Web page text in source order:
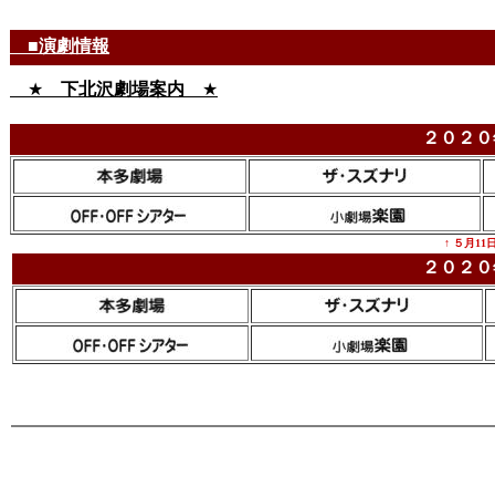
■演劇情報
★ 下北沢劇場案内 ★
２０２
↑ ５月11
２０２